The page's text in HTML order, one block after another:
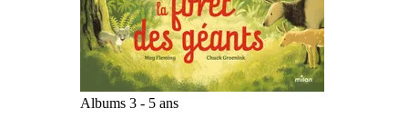
Albums 3 - 5 ans